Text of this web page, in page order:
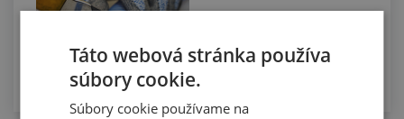
Táto webová stránka používa
súbory cookie.
Súbory cookie používame na